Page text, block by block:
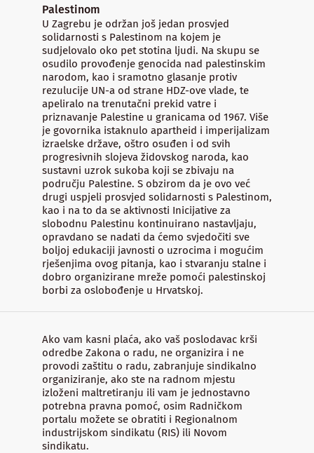
Palestinom
U Zagrebu je održan još jedan prosvjed
solidarnosti s Palestinom na kojem je
sudjelovalo oko pet stotina ljudi. Na skupu se
osudilo provođenje genocida nad palestinskim
narodom, kao i sramotno glasanje protiv
rezulucije UN-a od strane HDZ-ove vlade, te
apeliralo na trenutačni prekid vatre i
priznavanje Palestine u granicama od 1967. Više
je govornika istaknulo apartheid i imperijalizam
izraelske države, oštro osuđen i od svih
progresivnih slojeva židovskog naroda, kao
sustavni uzrok sukoba koji se zbivaju na
području Palestine. S obzirom da je ovo već
drugi uspjeli prosvjed solidarnosti s Palestinom,
kao i na to da se aktivnosti Inicijative za
slobodnu Palestinu kontinuirano nastavljaju,
opravdano se nadati da ćemo svjedočiti sve
boljoj edukaciji javnosti o uzrocima i mogućim
rješenjima ovog pitanja, kao i stvaranju stalne i
dobro organizirane mreže pomoći palestinskoj
borbi za oslobođenje u Hrvatskoj.
Ako vam kasni plaća, ako vaš poslodavac krši
odredbe Zakona o radu, ne organizira i ne
provodi zaštitu o radu, zabranjuje sindikalno
organiziranje, ako ste na radnom mjestu
izloženi maltretiranju ili vam je jednostavno
potrebna pravna pomoć, osim Radničkom
portalu možete se obratiti i Regionalnom
industrijskom sindikatu (RIS) ili Novom
sindikatu.